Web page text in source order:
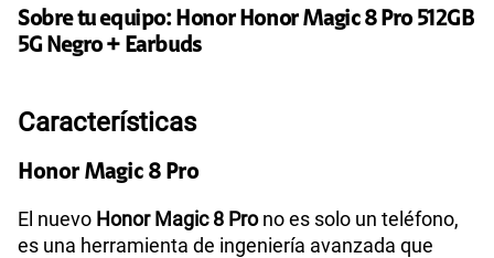
Paga solo
110GBen alta velocidad
Paga solo
Paga solo S/159.90
Sobre tu equipo: Honor Honor Magic 8 Pro 512GB
5G Negro + Earbuds
Características
Honor Magic 8 Pro
El nuevo Honor Magic 8 Prono es solo un teléfono,
es una herramienta de ingeniería avanzada que